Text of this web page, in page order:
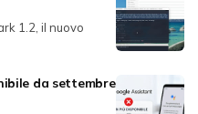
1.2, il nuovo
da settembre